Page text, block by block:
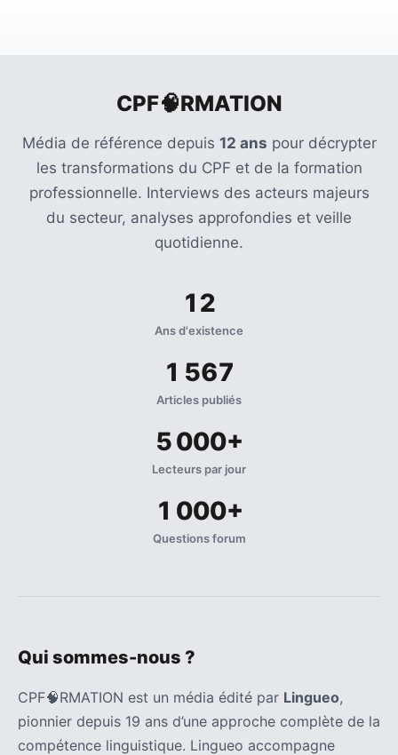
CPF🧠RMATION
Média de référence depuis 12 ans pour décrypter
les transformations du CPF et de la formation
professionnelle. Interviews des acteurs majeurs
du secteur, analyses approfondies et veille
quotidienne.
12
Ans d'existence
1 567
Articles publiés
5 000+
Lecteurs par jour
1 000+
Questions forum
Qui sommes-nous ?
CPF🧠RMATION est un média édité par Lingueo,
pionnier depuis 19 ans d’une approche complète de la
compétence linguistique. Lingueo accompagne